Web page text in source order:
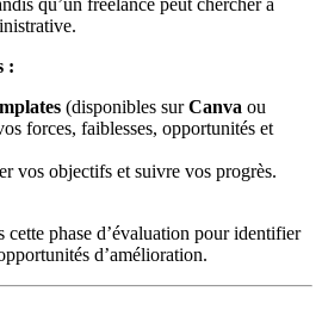
qu’un freelance peut chercher à
:
(disponibles surCanva ou
forces, faiblesses, opportunités et
vos objectifs et suivre vos progrès.
cette phase d’évaluation pour identifier
d’amélioration.